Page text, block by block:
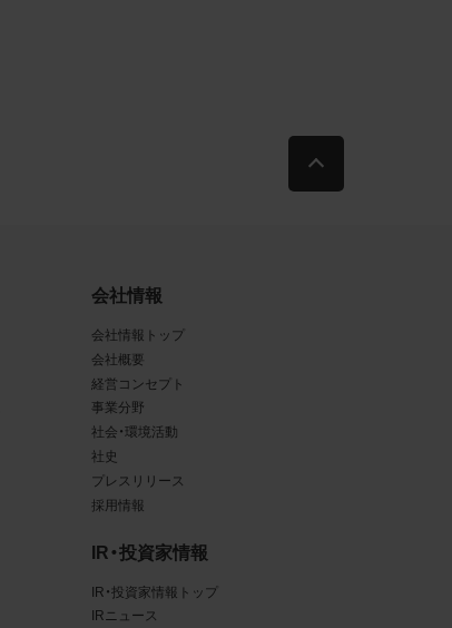
会社情報
会社情報トップ
会社概要
経営コンセプト
事業分野
社会・環境活動
社史
プレスリリース
採用情報
IR・投資家情報
IR・投資家情報トップ
IRニュース